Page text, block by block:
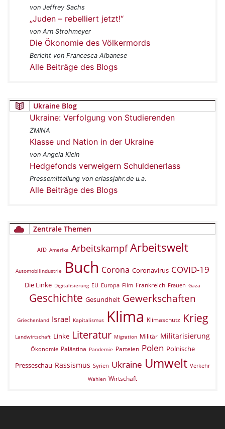
von Jeffrey Sachs
„Juden – rebelliert jetzt!“
von Arn Strohmeyer
Die Ökonomie des Völkermords
Bericht von Francesca Albanese
Alle Beiträge des Blogs
Ukraine Blog
Ukraine: Verfolgung von Studierenden
ZMINA
Klasse und Nation in der Ukraine
von Angela Klein
Hedgefonds verweigern Schuldenerlass
Pressemitteilung von erlassjahr.de u.a.
Alle Beiträge des Blogs
Zentrale Themen
AfD Amerika Arbeitskampf Arbeitswelt
Automobilindustrie Buch Corona Coronavirus COVID-19
Die Linke Digitalisierung EU Europa Film Frankreich Frauen Gaza
Geschichte Gesundheit Gewerkschaften
Griechenland Israel Kapitalismus Klima Klimaschutz Krieg
Landwirtschaft Linke Literatur Migration Militär Militarisierung
Ökonomie Palästina Pandemie Parteien Polen Polnische
Presseschau Rassismus Syrien Ukraine Umwelt Verkehr
Wahlen Wirtschaft